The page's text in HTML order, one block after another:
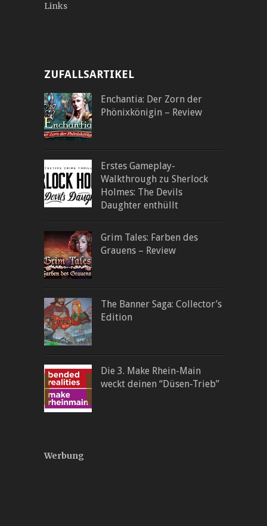
Links
ZUFALLSARTIKEL
Enchantia: Der Zorn der
Phönixkönigin – Review
Erstes Gameplay-
Walkthrough zu Sherlock
Holmes: The Devils
Daughter enthüllt
Grim Tales: Farben des
Grauens – Review
The Banner Saga: Collector’s
Edition
Die 3. Make Rhein-Main
weckt deinen “Düsen-Trieb”
Werbung